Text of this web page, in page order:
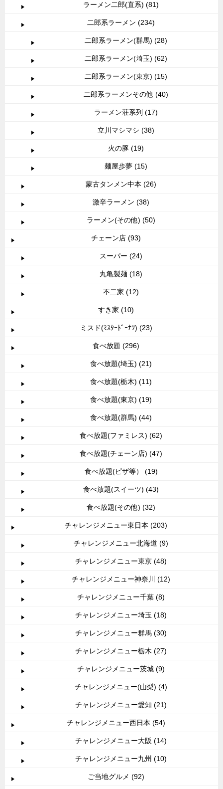
ラーメン二郎(直系) (81)
二郎系ラーメン (234)
二郎系ラーメン(群馬) (28)
二郎系ラーメン(埼玉) (62)
二郎系ラーメン(東京) (15)
二郎系ラーメンその他 (40)
ラーメン荘系列 (17)
立川マシマシ (38)
火の豚 (19)
麺屋歩夢 (15)
蒙古タンメン中本 (26)
激辛ラーメン (38)
ラーメン(その他) (50)
チェーン店 (93)
スーパー (24)
丸亀製麺 (18)
不二家 (12)
すき家 (10)
ミスド(ﾐｽﾀｰﾄﾞｰﾅﾂ) (23)
食べ放題 (296)
食べ放題(埼玉) (21)
食べ放題(栃木) (11)
食べ放題(東京) (19)
食べ放題(群馬) (44)
食べ放題(ファミレス) (62)
食べ放題(チェーン店) (47)
食べ放題(ピザ等） (19)
食べ放題(スイーツ) (43)
食べ放題(その他) (32)
チャレンジメニュー東日本 (203)
チャレンジメニュー北海道 (9)
チャレンジメニュー東京 (48)
チャレンジメニュー神奈川 (12)
チャレンジメニュー千葉 (8)
チャレンジメニュー埼玉 (18)
チャレンジメニュー群馬 (30)
チャレンジメニュー栃木 (27)
チャレンジメニュー茨城 (9)
チャレンジメニュー(山梨) (4)
チャレンジメニュー愛知 (21)
チャレンジメニュー西日本 (54)
チャレンジメニュー大阪 (14)
チャレンジメニュー九州 (10)
ご当地グルメ (92)